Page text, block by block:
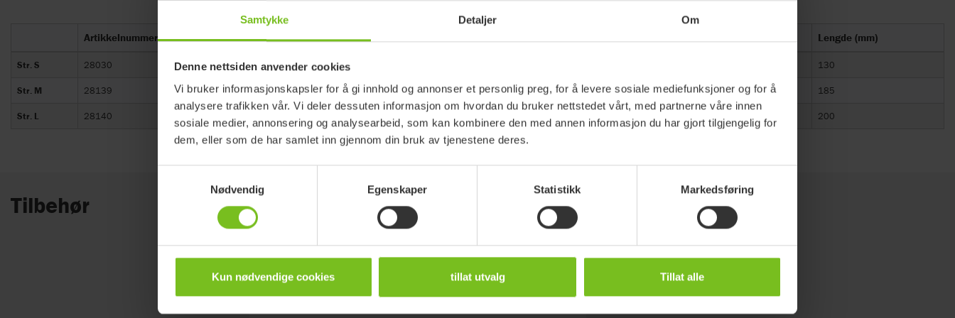
Samtykke Detaljer Om
Denne nettsiden anvender cookies
Vi bruker informasjonskapsler for å gi innhold og annonser et personlig preg, for å levere sosiale mediefunksjoner og for å
analysere trafikken vår. Vi deler dessuten informasjon om hvordan du bruker nettstedet vårt, med partnerne våre innen
sosiale medier, annonsering og analysearbeid, som kan kombinere den med annen informasjon du har gjort tilgjengelig for
dem, eller som de har samlet inn gjennom din bruk av tjenestene deres.
Nødvendig
Egenskaper Statistikk Markedsføring
Kun nødvendige cookies tillat utvalg Tillat alle
Artikkelnummer HMS art. nr. Bredde (mm) Lengde (mm)
Str. S 28030 254882 130
Str. M 28139 256516 110 20 Passer alle Etac-modeller 185
Str. L 28140 175 Passer alle Etac-modeller 200
Tilbehør
Etac Prio aktiv
En allround rullestol med tilt, og den letteste og